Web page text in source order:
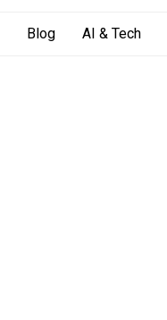
Blog AI & Tech